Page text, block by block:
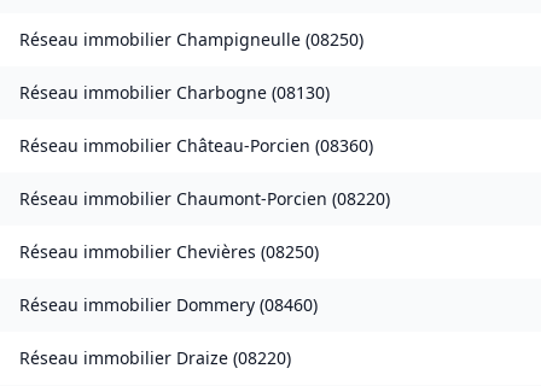
Réseau immobilier Champigneulle (08250)
Réseau immobilier Charbogne (08130)
Réseau immobilier Château-Porcien (08360)
Réseau immobilier Chaumont-Porcien (08220)
Réseau immobilier Chevières (08250)
Réseau immobilier Dommery (08460)
Réseau immobilier Draize (08220)